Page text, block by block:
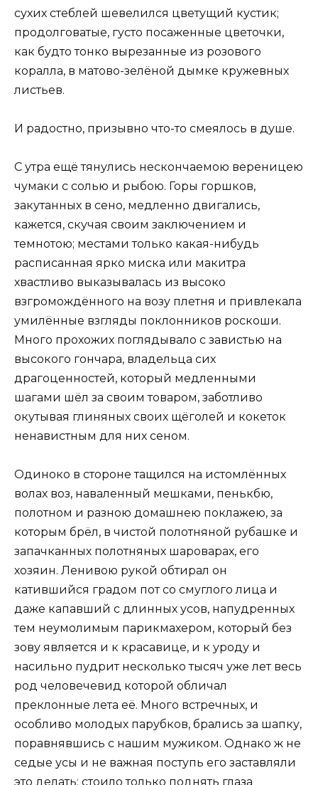
сухих стеблей шевелился цветущий кустик;
продолговатые, густо посаженные цветочки,
как будто тонко вырезанные из розового
коралла, в матово-зелёной дымке кружевных
листьев.
И радостно, призывно что-то смеялось в душе.
С утра ещё тянулись нескончаемою вереницею
чумаки с солью и рыбою. Горы горшков,
закутанных в сено, медленно двигались,
кажется, скучая своим заключением и
темнотою; местами только какая-нибудь
расписанная ярко миска или макитра
хвастливо выказывалась из высоко
взгромождённого на возу плетня и привлекала
умилённые взгляды поклонников роскоши.
Много прохожих поглядывало с завистью на
высокого гончара, владельца сих
драгоценностей, который медленными
шагами шёл за своим товаром, заботливо
окутывая глиняных своих щёголей и кокеток
ненавистным для них сеном.
Одиноко в стороне тащился на истомлённых
волах воз, наваленный мешками, пенькбю,
полотном и разною домашнею поклажею, за
которым брёл, в чистой полотняной рубашке и
запачканных полотняных шароварах, его
хозяин. Ленивою рукой обтирал он
катившийся градом пот со смуглого лица и
даже капавший с длинных усов, напудренных
тем неумолимым парикмахером, который без
зову является и к красавице, и к уроду и
насильно пудрит несколько тысяч уже лет весь
род человечевид которой обличал
преклонные лета её. Много встречных, и
особливо молодых парубков, брались за шапку,
поравнявшись с нашим мужиком. Однако ж не
седые усы и не важная поступь его заставляли
это делать; стоило только поднять глаза